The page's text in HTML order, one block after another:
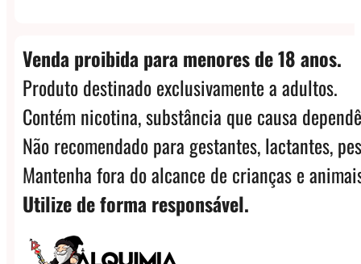
Venda proibida para menores de 18 anos.
Produto destinado exclusivamente a adultos.
Contém nicotina, substância que causa
Não recomendado para gestantes, lactantes,
Mantenha fora do alcance de crianças e
Utilize de forma responsável.